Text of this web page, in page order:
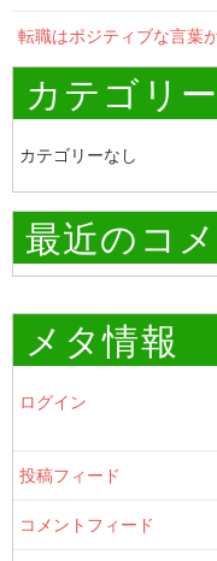
転職はポジティブな言葉
カテゴリー
カテゴリーなし
最近のコ
メタ情報
ログイン
投稿フィード
コメントフィード